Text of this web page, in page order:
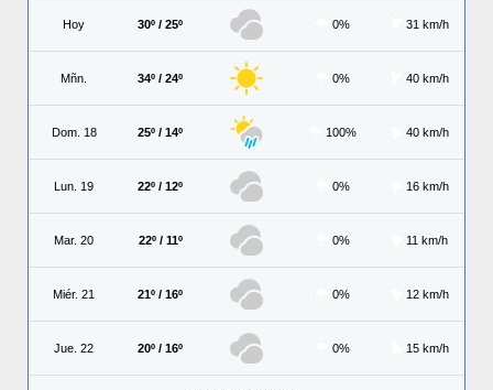
Hoy 30º / 25º 0% 31 km/h
Mñn. 34º / 24º 0% 40 km/h
Dom. 18 25º / 14º 100% 40 km/h
Lun. 19 22º / 12º 0% 16 km/h
Mar. 20 22º / 11º 0% 11 km/h
Miér. 21 21º / 16º 0% 12 km/h
Jue. 22 20º / 16º 0% 15 km/h